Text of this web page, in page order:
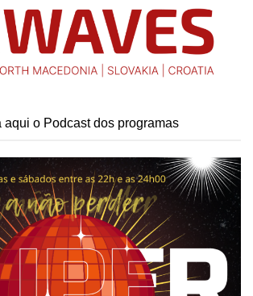
aqui o Podcast dos programas